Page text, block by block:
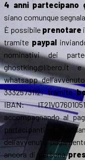
4 anni partecipano
siano comunque
È possibile prenotare
tramite paypal
nominativi dei
ghostking@libero.it
whatsapp
3332573112; tramite
IBAN:
accompagnando al
partecipanti e
dell’avvenuto
ancora di persona